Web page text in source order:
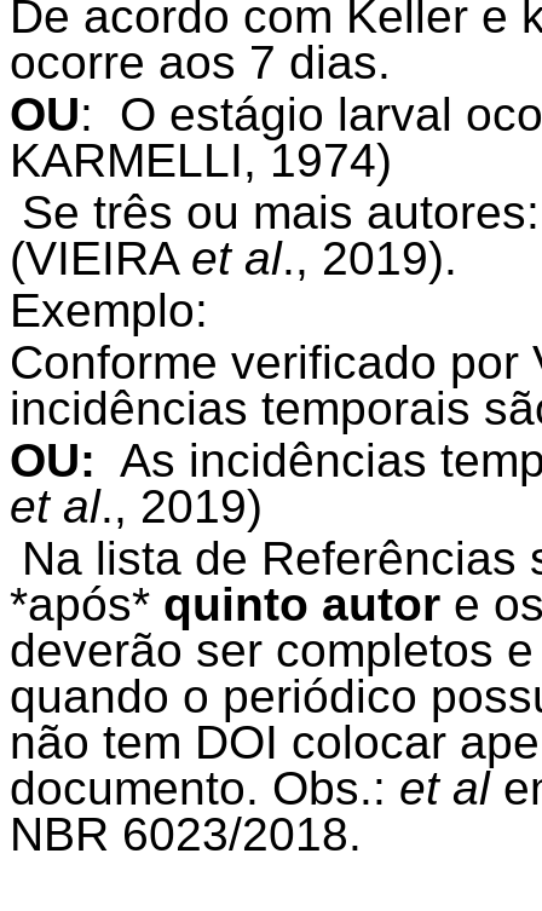
De acordo com Keller e
ocorre aos 7 dias.
OU: O estágio larval
KARMELLI, 1974)
Se três ou mais
(VIEIRA et al., 2019).
Exemplo:
Conforme verificado por
incidências temporais
OU: As incidências
et al., 2019)
Na lista de
*após* quinto autor e
deverão ser completos
quando o periódico
não tem DOI colocar
documento. Obs.: et al
NBR 6023/2018.